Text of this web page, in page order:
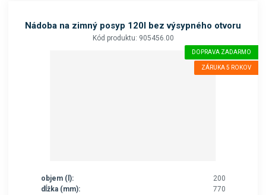
Nádoba na zimný posyp 120l bez výsypného otvoru
Kód produktu: 905456.00
DOPRAVA ZADARMO
ZÁRUKA 5 ROKOV
objem (l):
200
dĺžka (mm):
770